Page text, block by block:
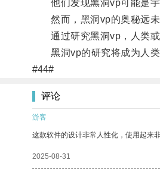
他们发现黑洞vp可能是宇
然而，黑洞vp的奥秘远未
通过研究黑洞vp，人类或
黑洞vp的研究将成为人类
#44#
评论
游客
这款软件的设计非常人性化，使用起来非
2025-08-31